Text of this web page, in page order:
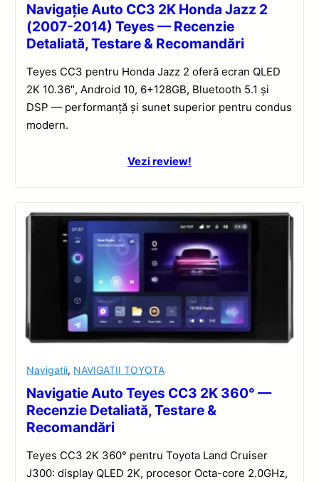
Navigație Auto CC3 2K Honda Jazz 2
(2007-2014) Teyes — Recenzie
Detaliată, Testare & Recomandări
Teyes CC3 pentru Honda Jazz 2 oferă ecran QLED
2K 10.36″, Android 10, 6+128GB, Bluetooth 5.1 și
DSP — performanță și sunet superior pentru condus
modern.
Vezi review!
Navigatii, NAVIGATII TOYOTA
Navigatie Auto Teyes CC3 2K 360° —
Recenzie Detaliată, Testare &
Recomandări
Teyes CC3 2K 360° pentru Toyota Land Cruiser
J300: display QLED 2K, procesor Octa-core 2.0GHz,